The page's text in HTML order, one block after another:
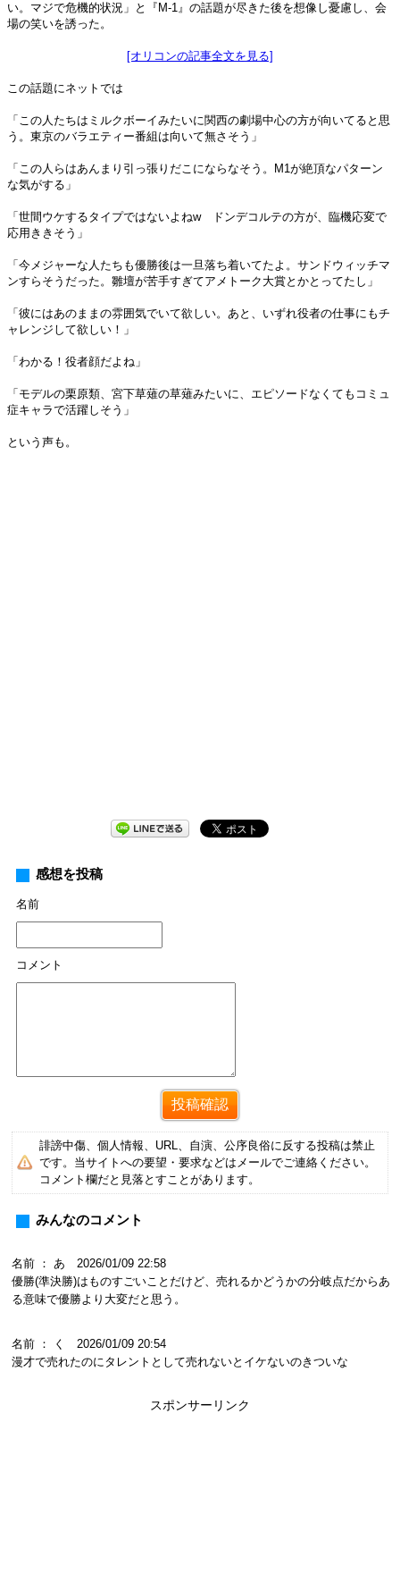
い。マジで危機的状況」と『M-1』の話題が尽きた後を想像し憂慮し、会
場の笑いを誘った。
[オリコンの記事全文を見る]
この話題にネットでは
「この人たちはミルクボーイみたいに関西の劇場中心の方が向いてると思
う。東京のバラエティー番組は向いて無さそう」
「この人らはあんまり引っ張りだこにならなそう。M1が絶頂なパターン
な気がする」
「世間ウケするタイプではないよねw ドンデコルテの方が、臨機応変で
応用ききそう」
「今メジャーな人たちも優勝後は一旦落ち着いてたよ。サンドウィッチマ
ンすらそうだった。雛壇が苦手すぎてアメトーク大賞とかとってたし」
「彼にはあのままの雰囲気でいて欲しい。あと、いずれ役者の仕事にもチ
ャレンジして欲しい！」
「わかる！役者顔だよね」
「モデルの栗原類、宮下草薙の草薙みたいに、エピソードなくてもコミュ
症キャラで活躍しそう」
という声も。
感想を投稿
名前
コメント
誹謗中傷、個人情報、URL、自演、公序良俗に反する投稿は禁止
です。当サイトへの要望・要求などはメールでご連絡ください。
コメント欄だと見落とすことがあります。
みんなのコメント
名前 ： あ 2026/01/09 22:58
優勝(準決勝)はものすごいことだけど、売れるかどうかの分岐点だからあ
る意味で優勝より大変だと思う。
名前 ： く 2026/01/09 20:54
漫才で売れたのにタレントとして売れないとイケないのきついな
スポンサーリンク